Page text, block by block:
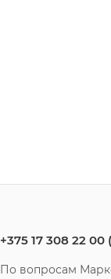
+375 17 308 22 00
По вопросам